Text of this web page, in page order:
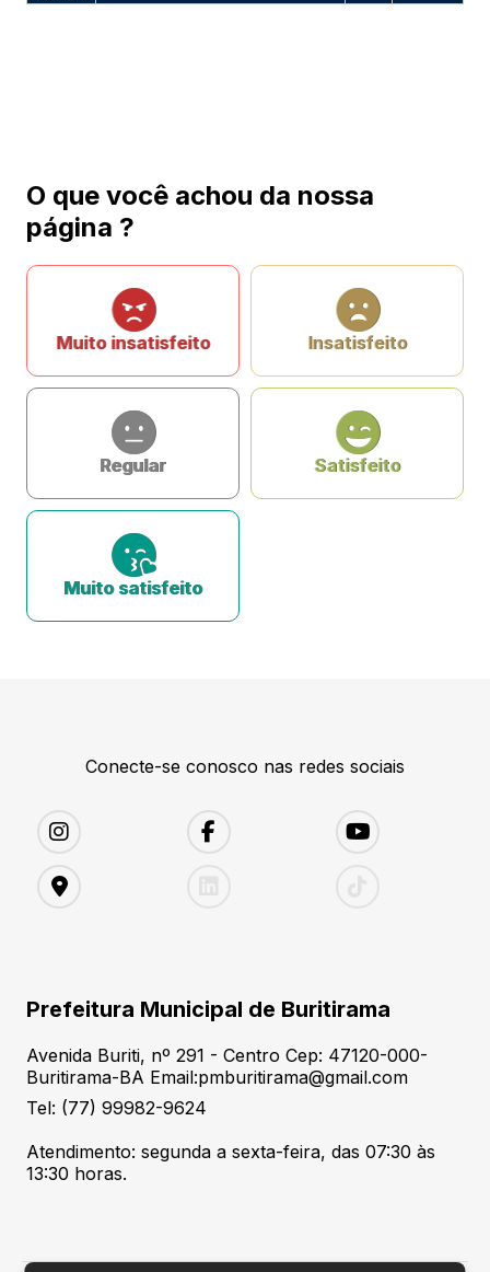
O que você achou da nossa
página ?
Muito insatisfeito Insatisfeito
Regular Satisfeito
Muito satisfeito
Conecte-se conosco nas redes sociais
Prefeitura Municipal de Buritirama
Avenida Buriti, nº 291 - Centro Cep: 47120-000-
Buritirama-BA Email:pmburitirama@gmail.com
Tel: (77) 99982-9624
Atendimento: segunda a sexta-feira, das 07:30 às
13:30 horas.